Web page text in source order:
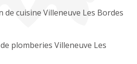
de cuisine Villeneuve Les Bordes
plomberies Villeneuve Les